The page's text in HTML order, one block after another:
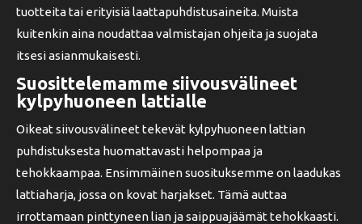
tuotteita tai erityisiä laattapuhdistusaineita. Muista
kuitenkin aina noudattaa valmistajan ohjeita ja suojata
itsesi asianmukaisesti.
Suosittelemamme siivousvälineet
kylpyhuoneen lattialle
Oikeat siivousvälineet tekevät kylpyhuoneen lattian
puhdistuksesta huomattavasti helpompaa ja
tehokkaampaa. Ensimmäinen suosituksemme on laadukas
lattiaharja, jossa on kovat harjakset. Tämä auttaa
irrottamaan pinttyneen lian ja saippuajäämät tehokkaasti.